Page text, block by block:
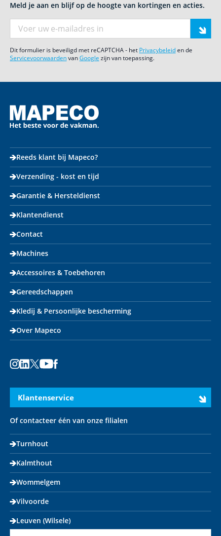
Meld je aan en blijf op de hoogte van kortingen en acties.
Dit formulier is beveiligd met reCAPTCHA - het Privacybeleiden de
ServicevoorwaardenvanGoogle zijn van toepassing.
Reeds klant bij Mapeco?
Verzending - kost en tijd
Garantie & Hersteldienst
Klantendienst
Contact
Machines
Accessoires & Toebehoren
Gereedschappen
Kledij & Persoonlijke bescherming
Over Mapeco
Klantenservice
Of contacteer één van onze filialen
Turnhout
Kalmthout
Wommelgem
Vilvoorde
Leuven (Wilsele)